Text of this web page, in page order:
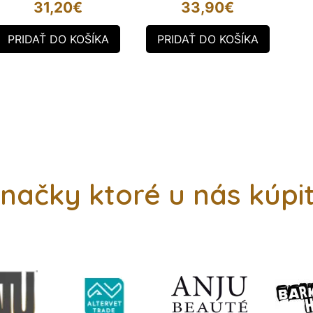
31,20€
PRIDAŤ DO KOŠÍKA
33,90€
PRIDAŤ DO KOŠÍKA
ktoré u nás